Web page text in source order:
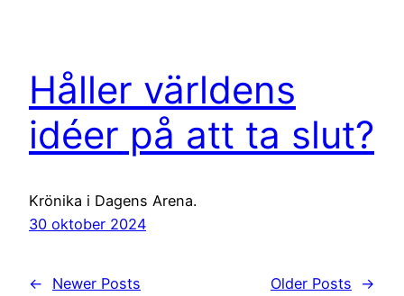
Håller världens
idéer på att ta slut?
Krönika i Dagens Arena.
30 oktober 2024
← Newer Posts Older Posts →